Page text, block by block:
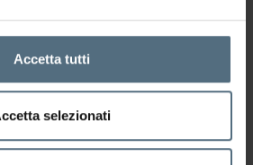
Accetta tutti
selezionati